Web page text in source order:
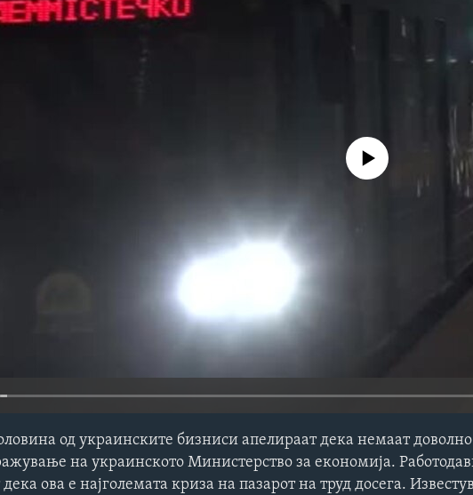
No media source currently
од украинските бизниси апелираат дека немаат
на украинското Министерство за економија.
ова е најголемата криза на пазарот на труд досега.